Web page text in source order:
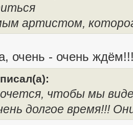
артистом,
очень - очень
чтобы мы
долгое время!!!